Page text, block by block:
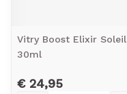
Vitry Boost Elixir Soleil
30ml
€ 24,95